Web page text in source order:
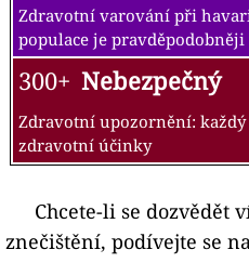
Zdravotní varování při
populace je pravděpodobněji
300+ Nebezpečný
Zdravotní upozornění:
zdravotní účinky
Chcete-li se dozvědět
znečištění, podívejte se